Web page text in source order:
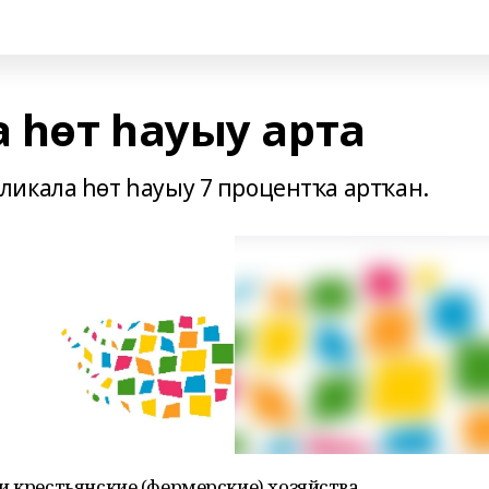
һауыу арта
һөт һауыу 7 процентҡа артҡан.